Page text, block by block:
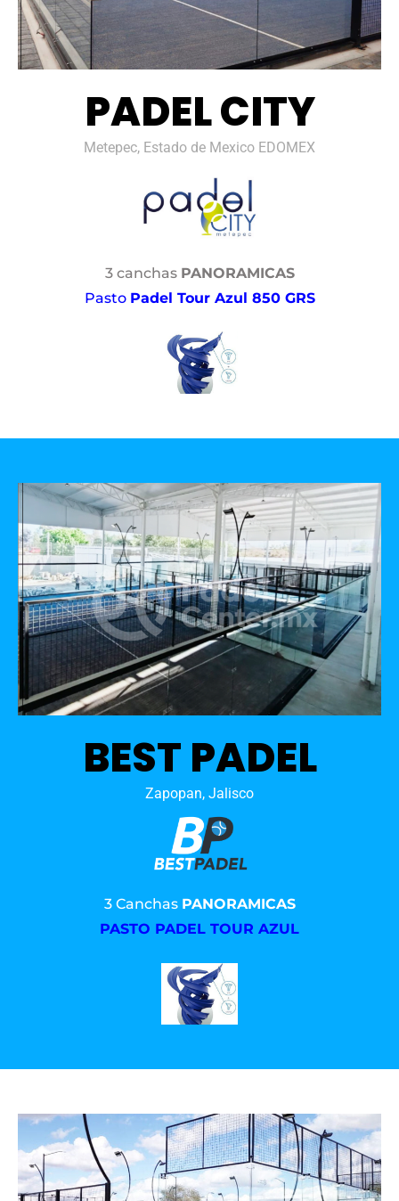
PADEL CITY
Metepec, Estado de Mexico EDOMEX
3 canchas PANORAMICAS
Pasto Padel Tour Azul 850 GRS
BEST PADEL
Zapopan, Jalisco
3 Canchas PANORAMICAS
PASTO PADEL TOUR AZUL